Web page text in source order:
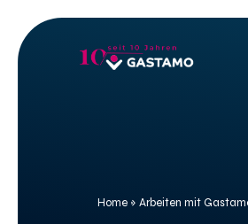
content
Home » Arbeiten mit